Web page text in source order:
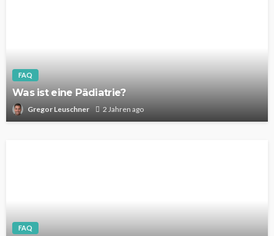
FAQ
Was ist eine Pädiatrie?
Gregor Leuschner 2 Jahren ago
FAQ